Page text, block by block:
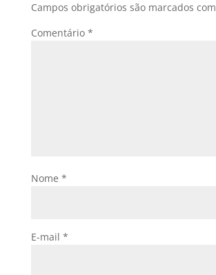
Campos obrigatórios são marcados com
Comentário *
Nome *
E-mail *